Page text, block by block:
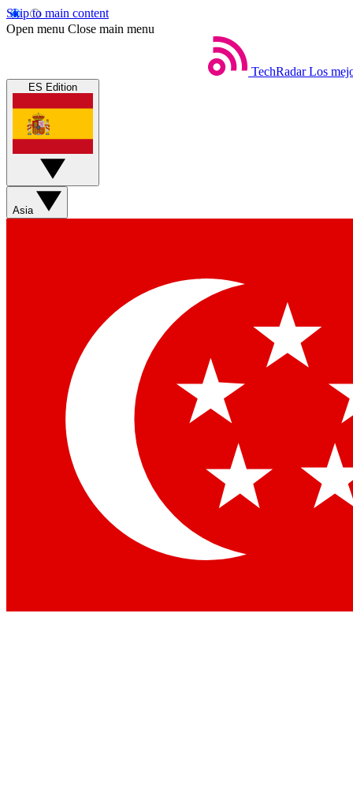
Skip to main content
Open menu Close main menu
TechRadar Los
ES Edition
Asia